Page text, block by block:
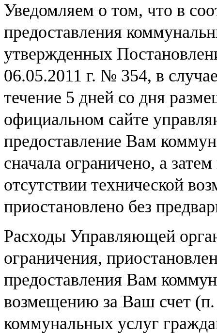
Уведомляем о том, что в
предоставления
утвержденных
06.05.2011 г. № 354, в
течение 5 дней со дня
официальном сайте
предоставление Вам
сначала ограничено, а
отсутствии технической
приостановлено без
Расходы Управляющей
ограничения,
предоставления Вам
возмещению за Ваш счет
коммунальных услуг